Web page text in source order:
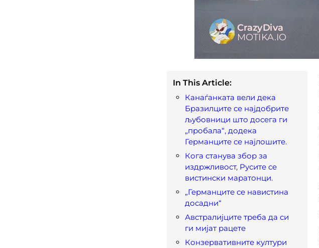
In This Article:
Канаѓанката вели дека
Бразилците се најдобрите
љубовници што досега ги
„пробала“, додека
Германците се најлошите.
Кога станува збор за
издржливост, Русите се
вистински маратонци.
„Германците се навистина
досадни“
Австралијците треба да си
ги мијат рацете
Конзервативните култури